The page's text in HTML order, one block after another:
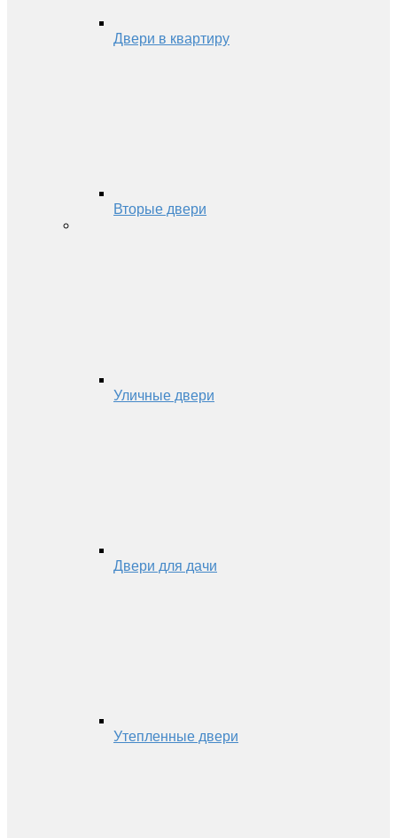
Двери в квартиру
Вторые двери
Уличные двери
Двери для дачи
Утепленные двери